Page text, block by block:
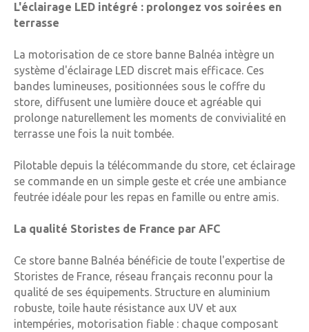
L'éclairage LED intégré : prolongez vos soirées en
terrasse
La motorisation de ce store banne Balnéa intègre un
système d'éclairage LED discret mais efficace. Ces
bandes lumineuses, positionnées sous le coffre du
store, diffusent une lumière douce et agréable qui
prolonge naturellement les moments de convivialité en
terrasse une fois la nuit tombée.
Pilotable depuis la télécommande du store, cet éclairage
se commande en un simple geste et crée une ambiance
feutrée idéale pour les repas en famille ou entre amis.
La qualité Storistes de France par AFC
Ce store banne Balnéa bénéficie de toute l'expertise de
Storistes de France, réseau français reconnu pour la
qualité de ses équipements. Structure en aluminium
robuste, toile haute résistance aux UV et aux
intempéries, motorisation fiable : chaque composant